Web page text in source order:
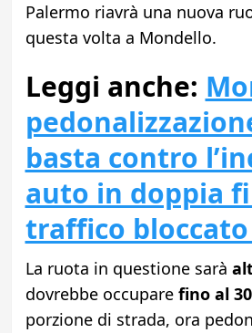
Palermo riavrà una nuova
questa volta a Mondello.
Leggi anche:
basta contro
auto in doppia
traffico bloccato
La ruota in questione sarà
dovrebbe occuparefino al
porzione di strada, ora